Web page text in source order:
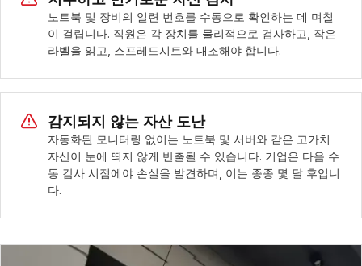
노트북 및 장비의 일련 번호를 수동으로 확인하는 데 며칠
이 걸립니다. 직원은 각 장치를 물리적으로 검사하고, 작은
라벨을 읽고, 스프레드시트와 대조해야 합니다.
감지되지 않는 자산 도난
자동화된 모니터링 없이는 노트북 및 서버와 같은 고가치
자산이 눈에 띄지 않게 반출될 수 있습니다. 기업은 다음 수
동 감사 시점에야 손실을 발견하며, 이는 종종 몇 달 후입니
다.